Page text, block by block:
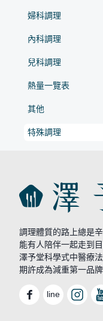
婦科調理
內科調理
兒科調理
熱量一覽表
其他
特殊調理
調理體質的路上總是
能有人陪伴一起走到
澤予堂科學式中醫療
期許成為減重第一品
line